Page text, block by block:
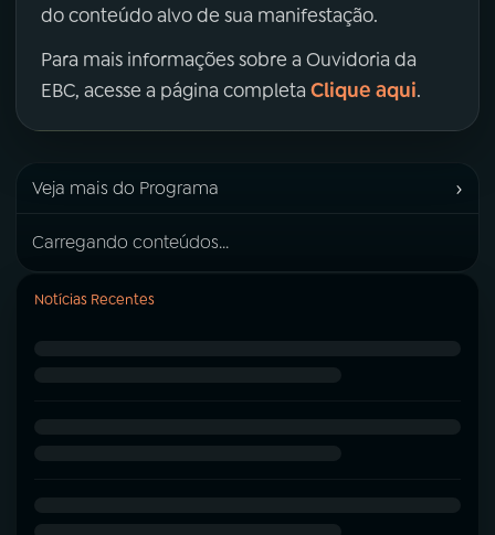
do conteúdo alvo de sua manifestação.
Para mais informações sobre a Ouvidoria da
EBC, acesse a página completa Clique aqui.
Veja mais do Programa ›
Carregando conteúdos...
Notícias Recentes